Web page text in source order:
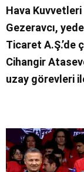
Hava
Gezeravcı,
Ticaret A.Ş.’de
Cihangir
uzay görevleri